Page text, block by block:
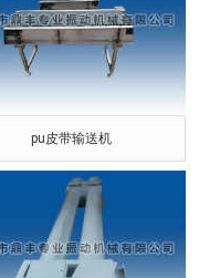
pu皮带输送机